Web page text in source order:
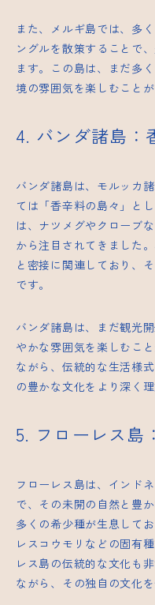
また、メルギ島では、多
ングルを散策することで
ます。この島は、まだ多
境の雰囲気を楽しむことが
4. バンダ諸島：
バンダ諸島は、モルッカ
ては「香辛料の島々」と
は、ナツメグやクローブ
から注目されてきました
と密接に関連しており、
です。
バンダ諸島は、まだ観光
やかな雰囲気を楽しむこ
ながら、伝統的な生活様
の豊かな文化をより深く
5. フローレス島
フローレス島は、インド
で、その未開の自然と豊
多くの希少種が生息して
レスコウモリなどの固有
レス島の伝統的な文化も
ながら、その独自の文化